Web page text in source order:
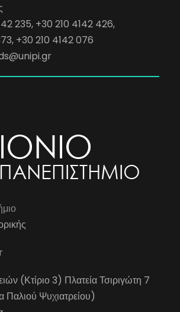
235, +30 210 4142 426,
+30 210 4142 076
(Κτίριο 3) Πλατεία Τσιριγώτη 7
Παλιού Ψυχιατρείου)